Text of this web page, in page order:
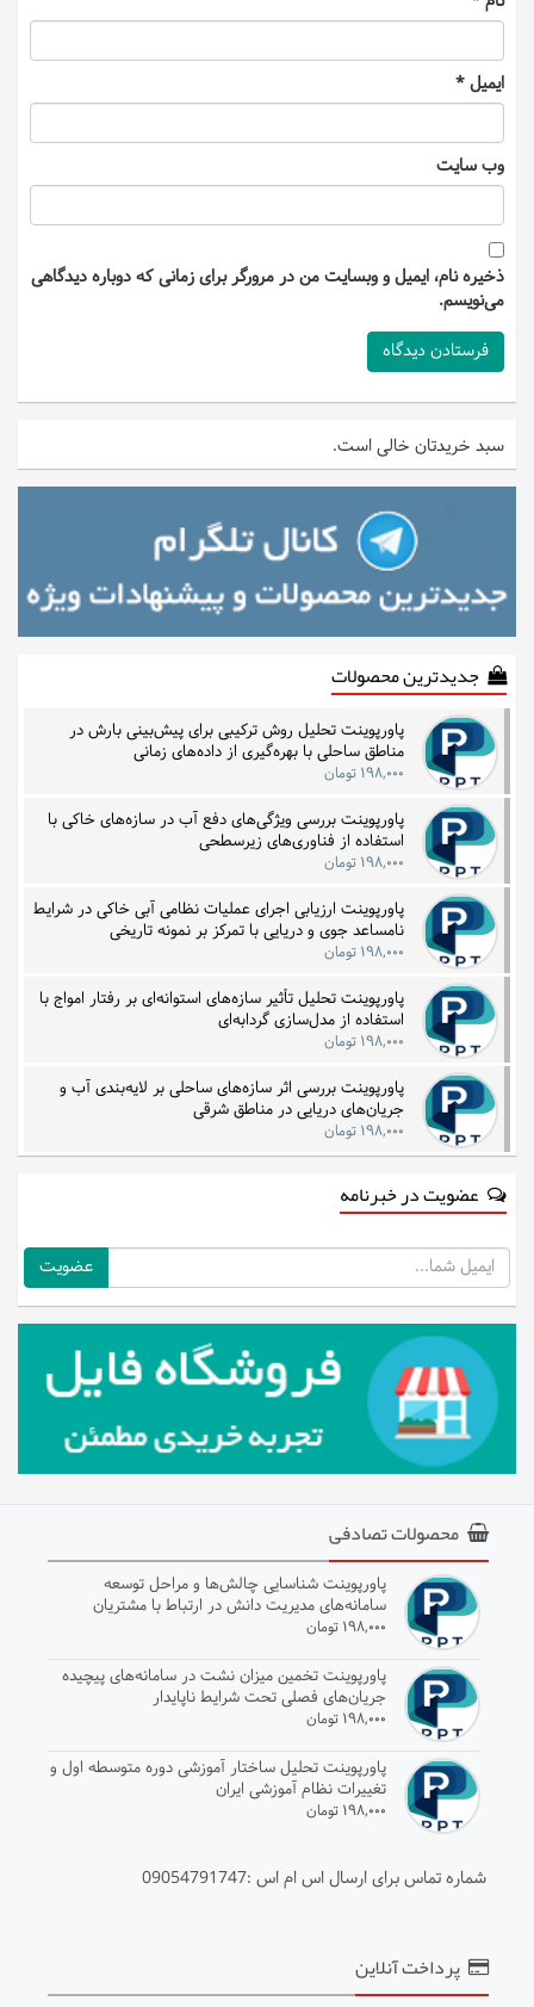
ایمیل*
وب‌ سایت
ذخیره نام، ایمیل و وبسایت من در مرورگر برای زمانی که دوباره دیدگاهی
می‌نویسم.
سبد خریدتان خالی است.
جدیدترین محصولات
پاورپوینت تحلیل روش ترکیبی برای پیش‌بینی بارش در
مناطق ساحلی با بهره‌گیری از داده‌های زمانی
۱۹۸,۰۰۰ تومان
پاورپوینت بررسی ویژگی‌های دفع آب در سازه‌های خاکی با
استفاده از فناوری‌های زیرسطحی
۱۹۸,۰۰۰ تومان
پاورپوینت ارزیابی اجرای عملیات نظامی آبی خاکی در شرایط
نامساعد جوی و دریایی با تمرکز بر نمونه تاریخی
۱۹۸,۰۰۰ تومان
پاورپوینت تحلیل تأثیر سازه‌های استوانه‌ای بر رفتار امواج با
استفاده از مدل‌سازی گردابه‌ای
۱۹۸,۰۰۰ تومان
پاورپوینت بررسی اثر سازه‌های ساحلی بر لایه‌بندی آب و
جریان‌های دریایی در مناطق شرقی
۱۹۸,۰۰۰ تومان
عضویت در خبرنامه
ایمیل
محصولات تصادفی
پاورپوینت شناسایی چالش‌ها و مراحل توسعه
سامانه‌های مدیریت دانش در ارتباط با مشتریان
سازمانی
۱۹۸,۰۰۰ تومان
پاورپوینت تخمین میزان نشت در سامانه‌های پیچیده
جریان‌های فصلی تحت شرایط ناپایدار
۱۹۸,۰۰۰ تومان
پاورپوینت تحلیل ساختار آموزشی دوره متوسطه اول و
تغییرات نظام آموزشی ایران
۱۹۸,۰۰۰ تومان
شماره تماس برای ارسال اس ام اس :09054791747
پرداخت آنلاین